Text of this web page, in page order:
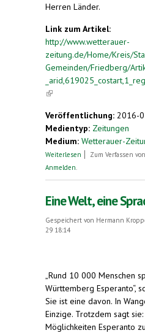
Herren Länder.
Link zum Artikel:
http://www.wetterauer-
zeitung.de/Home/Kreis/
Gemeinden/Friedberg/
(link is external)
Veröffentlichung: 2016-
Medientyp: Zeitungen
Medium: Wetterauer-
Weiterlesen über Eine Sprache
Zum Verfassen
Anmelden
Eine Welt, eine
Gespeichert von Hermann
29 18:14
„Rund 10 000 Menschen
Württemberg Esperanto“,
Sie ist eine davon. In
Einzige. Trotzdem sagt
Möglichkeiten Esperanto